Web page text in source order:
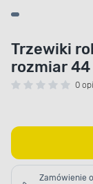
Trzewiki
rozmiar 44
0
Zamówienie